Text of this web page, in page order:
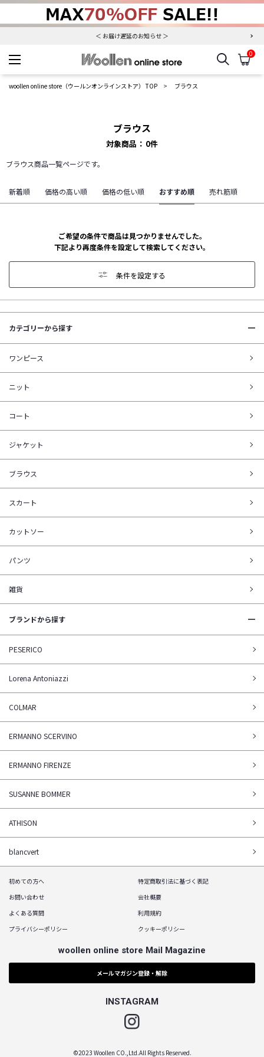
＜ お届け遅延のお知らせ ＞
woollen online store
検索 カ
0
woollen online store（ウールンオンラインストア） TOP ブラウス
ブラウス
対象商品 0件
ブラウス商品一覧ページです。
新着順 価格の高い順 価格の低い順 おすすめ順 売れ筋順
ご希望の条件で商品は見つかりませんでした。
下記より再度条件を設定して検索してください。
条件を設定する
カテゴリーから探す
ワンピース
ニット
コート
ジャケット
ブラウス
スカート
カットソー
パンツ
雑貨
ブランドから探す
PESERICO
Lorena Antoniazzi
COLMAR
ERMANNO SCERVINO
ERMANNO FIRENZE
SUSANNE BOMMER
ATHISON
blancvert
初めての方へ
特定商取引法に基づく表記
お問い合わせ
会社概要
よくある質問
利用規約
プライバシーポリシー
クッキーポリシー
woollen online store Mail Magazine
メールマガジン登録・解除
INSTAGRAM
©2023 Woollen CO.,Ltd.All Rights Reserved.